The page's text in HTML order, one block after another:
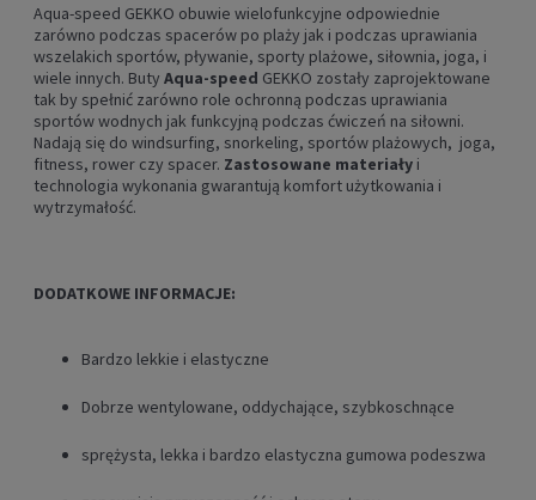
Aqua-speed GEKKO obuwie wielofunkcyjne odpowiednie
zarówno podczas spacerów po plaży jak i podczas uprawiania
wszelakich sportów, pływanie, sporty plażowe, siłownia, joga, i
wiele innych. Buty Aqua-speed GEKKO zostały zaprojektowane
tak by spełnić zarówno role ochronną podczas uprawiania
sportów wodnych jak funkcyjną podczas ćwiczeń na siłowni.
Nadają się do windsurfing, snorkeling, sportów plażowych, joga,
fitness, rower czy spacer. Zastosowane materiały i
technologia wykonania gwarantują komfort użytkowania i
wytrzymałość.
DODATKOWE INFORMACJE:
Bardzo lekkie i elastyczne
Dobrze wentylowane, oddychające, szybkoschnące
sprężysta, lekka i bardzo elastyczna gumowa podeszwa